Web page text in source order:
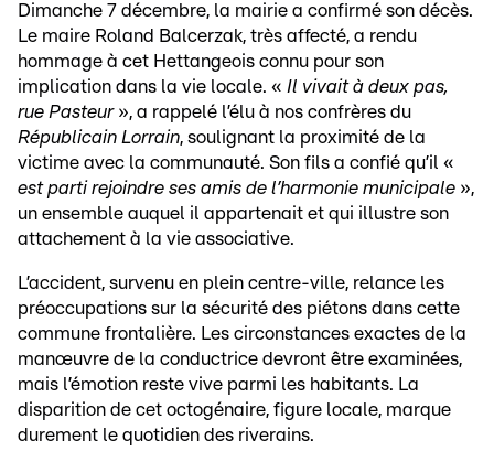
Dimanche 7 décembre, la mairie a confirmé son décès.
Le maire Roland Balcerzak, très affecté, a rendu
hommage à cet Hettangeois connu pour son
implication dans la vie locale. « Il vivait à deux pas,
rue Pasteur», a rappelé l’élu à nos confrères du
Républicain Lorrain, soulignant la proximité de la
victime avec la communauté. Son fils a confié qu’il «
est parti rejoindre ses amis de l’harmonie municipale »,
un ensemble auquel il appartenait et qui illustre son
attachement à la vie associative.
L’accident, survenu en plein centre-ville, relance les
préoccupations sur la sécurité des piétons dans cette
commune frontalière. Les circonstances exactes de la
manœuvre de la conductrice devront être examinées,
mais l’émotion reste vive parmi les habitants. La
disparition de cet octogénaire, figure locale, marque
durement le quotidien des riverains.